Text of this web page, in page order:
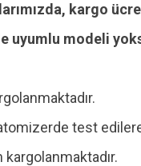
kargo
uyumlu modeli
test